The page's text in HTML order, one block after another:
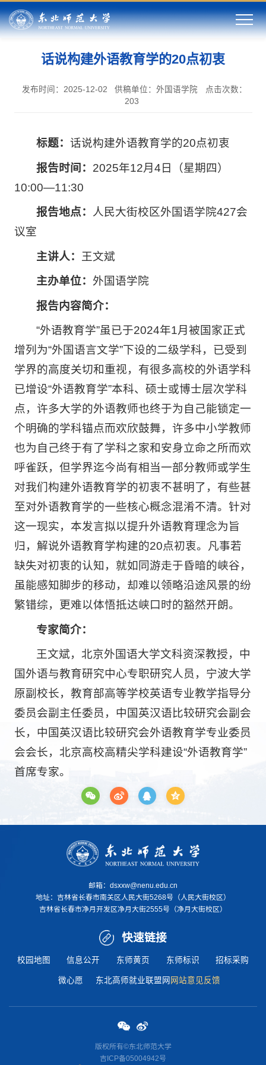
话说构建外语教育学的20点初衷
发布时间：2025-12-02 供稿单位：外国语学院
点击次数：
203
标题： 话说构建外语教育学的20点初衷
报告时间： 2025年12月4日（星期四）
10:00—11:30
报告地点：
人民大街校区外国语学院427会
议室
主讲人：
王文斌
主办单位： 外国语学院
报告内容简介：
“外语教育学”虽已于2024年1月被国家正式
增列为“外国语言文学”下设的二级学科，已受到
学界的高度关切和重视，有很多高校的外语学科
已增设“外语教育学”本科、硕士或博士层次学科
点，许多大学的外语教师也终于为自己能锁定一
个明确的学科锚点而欢欣鼓舞，许多中小学教师
也为自己终于有了学科之家和安身立命之所而欢
呼雀跃，但学界迄今尚有相当一部分教师或学生
对我们构建外语教育学的初衷不甚明了，有些甚
至对外语教育学的一些核心概念混淆不清。针对
这一现实，本发言拟以提升外语教育理念为旨
归，解说外语教育学构建的20点初衷。凡事若
缺失对初衷的认知，就如同游走于昏暗的峡谷，
虽能感知脚步的移动，却难以领略沿途风景的纷
繁错综，更难以体悟抵达峡口时的豁然开朗。
专家简介：
王文斌，北京外国语大学文科资深教授，中
国外语与教育研究中心专职研究人员，宁波大学
原副校长，教育部高等学校英语专业教学指导分
委员会副主任委员，中国英汉语比较研究会副会
长，中国英汉语比较研究会外语教育学专业委员
会会长，北京高校高精尖学科建设“外语教育学”
首席专家。
邮箱：dsxxw@nenu.edu.cn
地址： 吉林省长春市南关区人民大街5268号（人民大街校区）
吉林省长春市净月开发区净月大街2555号（净月大街校区）
快速链接
校园地图 信息公开 东师黄页 东师标识 招标采购
微心愿 东北高师就业联盟网 网站意见反馈
版权所有©东北师范大学
吉ICP备05004942号